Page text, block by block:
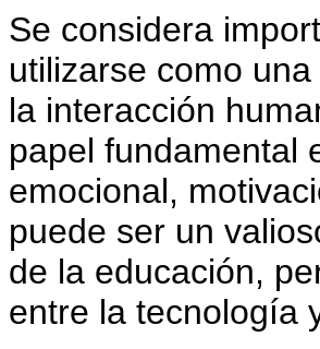
Se considera
utilizarse como
la interacción
papel fundamental
emocional,
puede ser un
de la educación,
entre la tecnología